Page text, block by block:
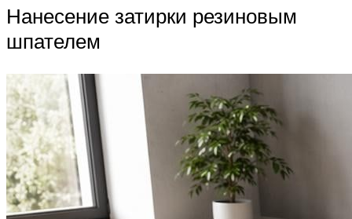
Нанесение затирки резиновым
шпателем